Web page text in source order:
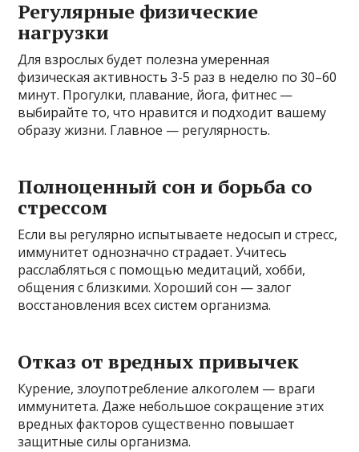
Регулярные физические
нагрузки
Для взрослых будет полезна умеренная
физическая активность 3-5 раз в неделю по 30–60
минут. Прогулки, плавание, йога, фитнес —
выбирайте то, что нравится и подходит вашему
образу жизни. Главное — регулярность.
Полноценный сон и борьба со
стрессом
Если вы регулярно испытываете недосып и стресс,
иммунитет однозначно страдает. Учитесь
расслабляться с помощью медитаций, хобби,
общения с близкими. Хороший сон — залог
восстановления всех систем организма.
Отказ от вредных привычек
Курение, злоупотребление алкоголем — враги
иммунитета. Даже небольшое сокращение этих
вредных факторов существенно повышает
защитные силы организма.